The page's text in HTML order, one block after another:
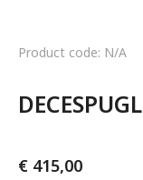
Product code: N/A
€ 415,00